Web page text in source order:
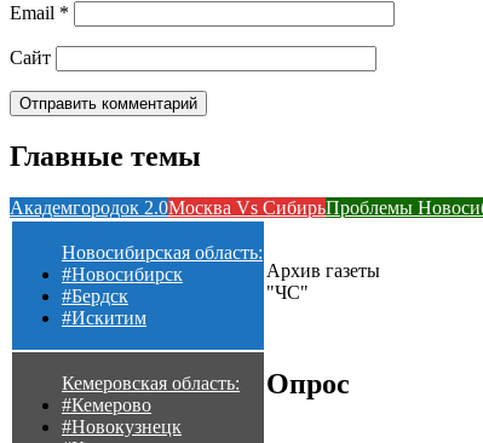
Email *
Сайт
Главные темы
Академгородок 2.0Москва Vs СибирьПроблемы
Новосибирская область:
#Новосибирск
#Бердск
#Искитим
Кемеровская область:
#Кемерово
#Новокузнецк
Архив газеты
"ЧС"
Опрос